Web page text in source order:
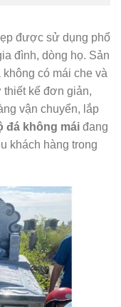
được sử dụng phổ
đình, dòng họ. Sản
có mái che và
thiết kế đơn giản,
vận chuyển, lắp
đá không mái đang
khách hàng trong